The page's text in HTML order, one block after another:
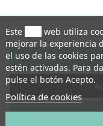
Este
web utiliza
mejorar la experiencia
el uso de las cookies
estén activadas. Para
pulse el botón Acepto.
Política de cookies